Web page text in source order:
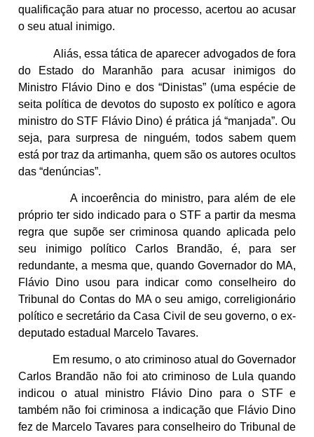
qualificação para atuar no processo, acertou ao acusar
o seu atual inimigo.
Aliás, essa tática de aparecer advogados de fora
do Estado do Maranhão para acusar inimigos do
Ministro Flávio Dino e dos “Dinistas” (uma espécie de
seita política de devotos do suposto ex político e agora
ministro do STF Flávio Dino) é prática já “manjada”. Ou
seja, para surpresa de ninguém, todos sabem quem
está por traz da artimanha, quem são os autores ocultos
das “denúncias”.
A incoerência do ministro, para além de ele
próprio ter sido indicado para o STF a partir da mesma
regra que supõe ser criminosa quando aplicada pelo
seu inimigo político Carlos Brandão, é, para ser
redundante, a mesma que, quando Governador do MA,
Flávio Dino usou para indicar como conselheiro do
Tribunal do Contas do MA o seu amigo, correligionário
político e secretário da Casa Civil de seu governo, o ex-
deputado estadual Marcelo Tavares.
Em resumo, o ato criminoso atual do Governador
Carlos Brandão não foi ato criminoso de Lula quando
indicou o atual ministro Flávio Dino para o STF e
também não foi criminosa a indicação que Flávio Dino
fez de Marcelo Tavares para conselheiro do Tribunal de